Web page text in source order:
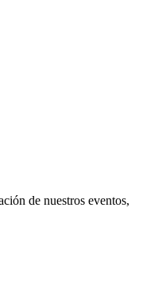
de nuestros eventos,